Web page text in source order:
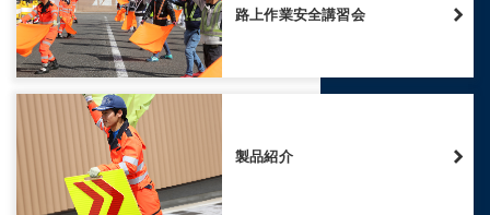
路上作業安全講習会
製品紹介